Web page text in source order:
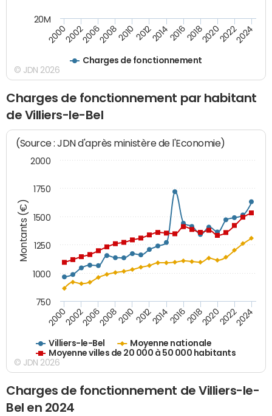
Charges de fonctionnement
200020022006200820102012201420162018202020222024
20M
© JDN 2026
Charges de fonctionnement par habitant
de Villiers-le-Bel
Montants (€)
(Source : JDN d'après ministère de l'Economie)
Villiers-le-Bel
Moyenne nationale
Moyenne villes de 20 000 à 50 000 habitants
200020022006200820102012201420162018202020222024
750
1000
1250
1500
1750
2000
© JDN 2026
Charges de fonctionnement de Villiers-le-
Bel en 2024